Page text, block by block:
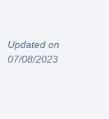
Updated on
07/08/2023